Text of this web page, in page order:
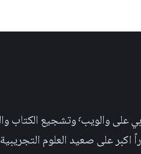
مجلة علمية عربية غير ربحية، تهدف الى إثراء المحتوى